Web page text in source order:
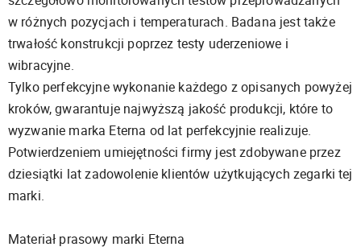
w różnych pozycjach i temperaturach. Badana jest także
trwałość konstrukcji poprzez testy uderzeniowe i
wibracyjne.
Tylko perfekcyjne wykonanie każdego z opisanych powyżej
kroków, gwarantuje najwyższą jakość produkcji, które to
wyzwanie marka Eterna od lat perfekcyjnie realizuje.
Potwierdzeniem umiejętności firmy jest zdobywane przez
dziesiątki lat zadowolenie klientów użytkujących zegarki tej
marki.
Materiał prasowy marki Eterna